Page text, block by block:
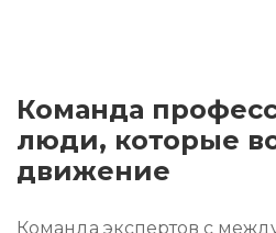
Команда
люди, которые
движение
Команда экспертов с